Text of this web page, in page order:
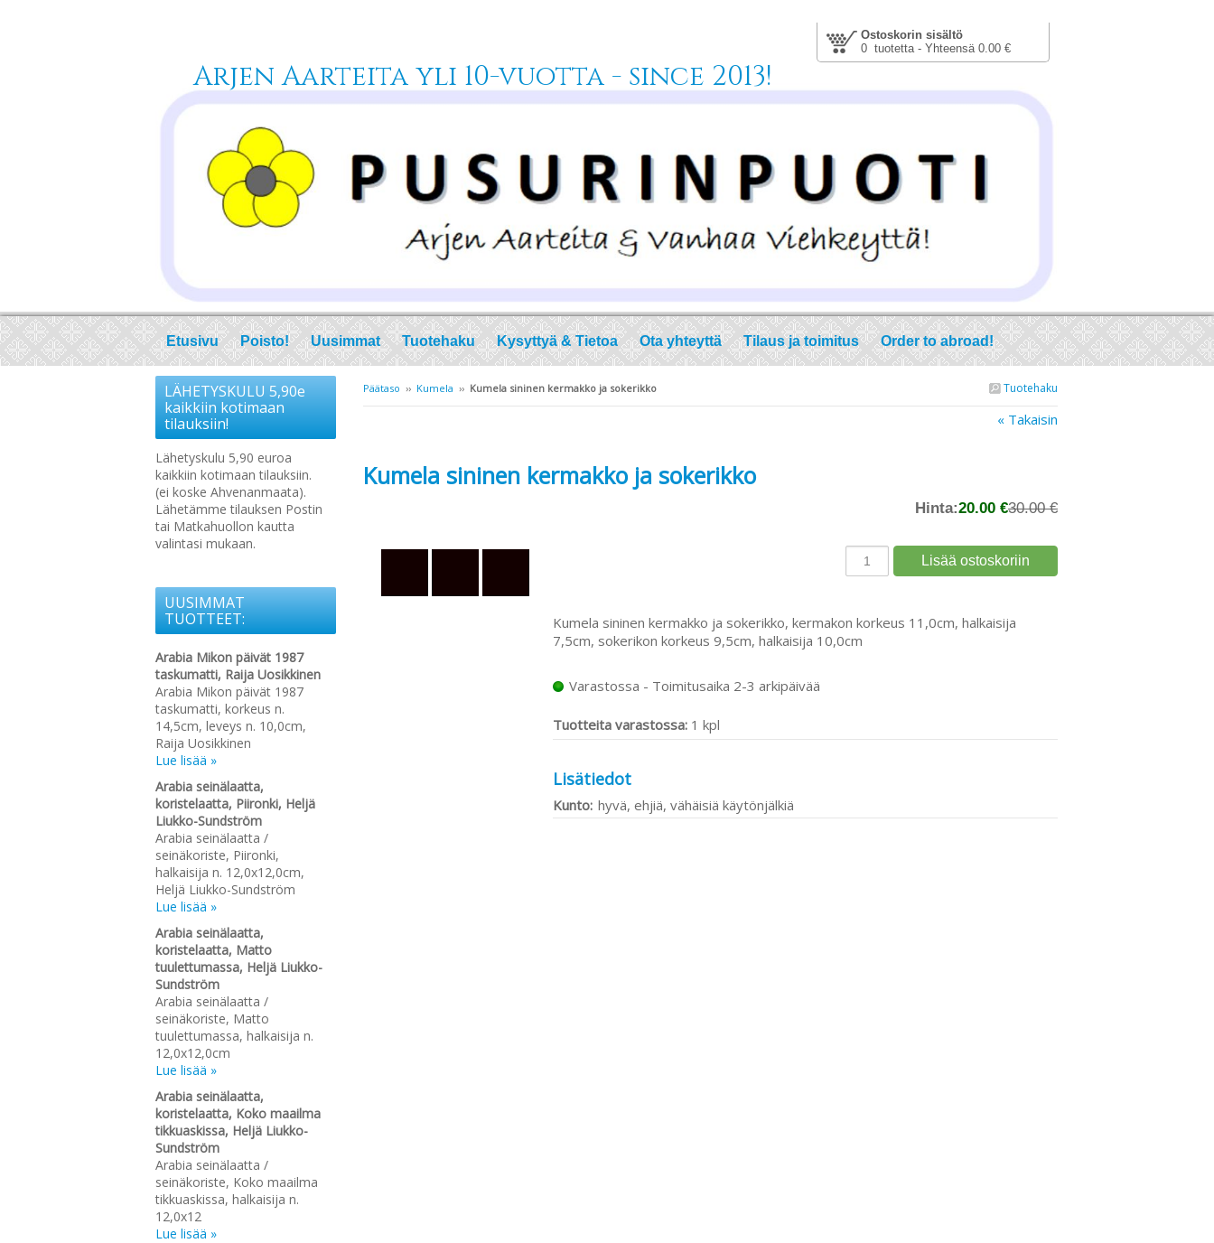
Ostoskorin sisältö
0 tuotetta - Yhteensä 0.00 €
Arjen Aarteita yli 10-vuotta - since 2013!
Etusivu Poisto! Uusimmat Tuotehaku Kysyttyä & Tietoa Ota yhteyttä Tilaus ja toimitus Order to abroad!
Tuotehaku
Päätaso ›› Kumela ›› Kumela sininen kermakko ja sokerikko
« Takaisin
Kumela sininen kermakko ja sokerikko
Hinta:20.00 €30.00 €
Kumela sininen kermakko ja sokerikko, kermakon korkeus 11,0cm, halkaisija
7,5cm, sokerikon korkeus 9,5cm, halkaisija 10,0cm
Varastossa - Toimitusaika 2-3 arkipäivää
Tuotteita varastossa: 1 kpl
Lisätiedot
Kunto: hyvä, ehjiä, vähäisiä käytönjälkiä
LÄHETYSKULU 5,90e
kaikkiin kotimaan
tilauksiin!
Lähetyskulu 5,90 euroa
kaikkiin kotimaan tilauksiin.
(ei koske Ahvenanmaata).
Lähetämme tilauksen Postin
tai Matkahuollon kautta
valintasi mukaan.
UUSIMMAT
TUOTTEET:
Arabia Mikon päivät 1987
taskumatti, Raija Uosikkinen
Arabia Mikon päivät 1987
taskumatti, korkeus n.
14,5cm, leveys n. 10,0cm,
Raija Uosikkinen
Lue lisää »
Arabia seinälaatta,
koristelaatta, Piironki, Heljä
Liukko-Sundström
Arabia seinälaatta /
seinäkoriste, Piironki,
halkaisija n. 12,0x12,0cm,
Heljä Liukko-Sundström
Lue lisää »
Arabia seinälaatta,
koristelaatta, Matto
tuulettumassa, Heljä Liukko-
Sundström
Arabia seinälaatta /
seinäkoriste, Matto
tuulettumassa, halkaisija n.
12,0x12,0cm
Lue lisää »
Arabia seinälaatta,
koristelaatta, Koko maailma
tikkuaskissa, Heljä Liukko-
Sundström
Arabia seinälaatta /
seinäkoriste, Koko maailma
tikkuaskissa, halkaisija n.
12,0x12
Lue lisää »